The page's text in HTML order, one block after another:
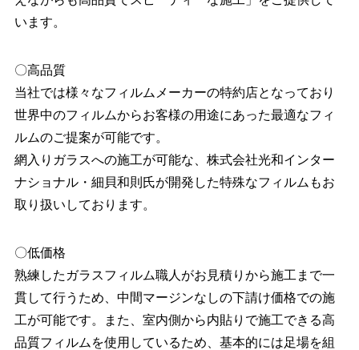
います。
〇高品質
当社では様々なフィルムメーカーの特約店となっており
世界中のフィルムからお客様の用途にあった最適なフィ
ルムのご提案が可能です。
網入りガラスへの施工が可能な、株式会社光和インター
ナショナル・細貝和則氏が開発した特殊なフィルムもお
取り扱いしております。
〇低価格
熟練したガラスフィルム職人がお⾒積りから施工まで一
貫して行うため、中間マージンなしの下請け価格での施
工が可能です。また、室内側から内貼りで施工できる高
品質フィルムを使用しているため、基本的には足場を組